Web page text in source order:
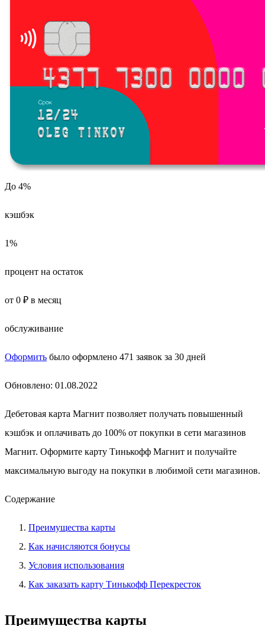
До 4%
кэшбэк
1%
процент на остаток
от 0 ₽ в месяц
обслуживание
Оформить было оформлено 471 заявок за 30 дней
Обновлено: 01.08.2022
Дебетовая карта Магнит позволяет получать повышенный
кэшбэк и оплачивать до 100% от покупки в сети магазинов
Магнит. Оформите карту Тинькофф Магнит и получайте
максимальную выгоду на покупки в любимой сети магазинов.
Содержание
Преимущества карты
Как начисляются бонусы
Условия использования
Как заказать карту Тинькофф Перекресток
Преимущества карты